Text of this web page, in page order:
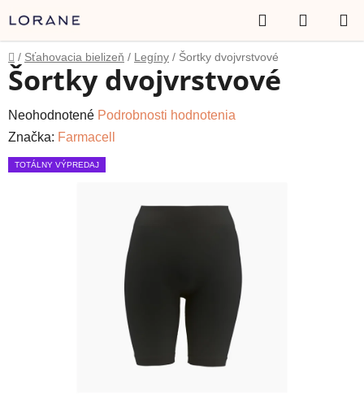
na
obsah
Hľadať
KOŠÍK
Domov
/ Sťahovacia bielizeň / Legíny / Šortky dvojvrstvové
Šortky dvojvrstvové
Priemerné
hodnotenie
produktu
Neohodnotené Podrobnosti hodnotenia
Značka: Farmacell
TOTÁLNY VÝPREDAJ